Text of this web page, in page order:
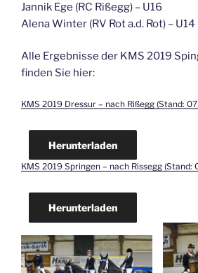
Jannik Ege (RC Rißegg) – U16
Alena Winter (RV Rot a.d. Rot) – U14
Alle Ergebnisse der KMS 2019
finden Sie hier:
KMS 2019 Dressur – nach Rißegg (Stand:
Herunterladen
KMS 2019 Springen – nach Rissegg (Stand:
Herunterladen